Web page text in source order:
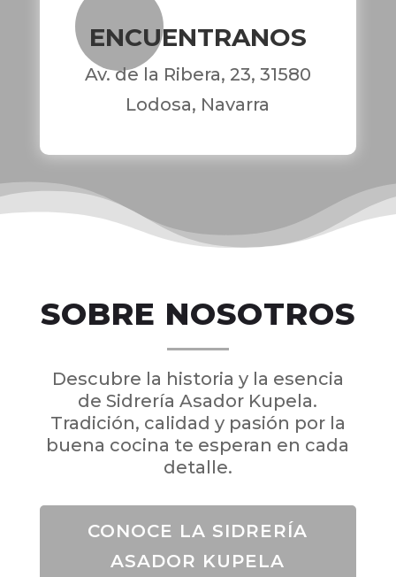
ENCUENTRANOS
Av. de la Ribera, 23, 31580
Lodosa, Navarra
SOBRE NOSOTROS
Descubre la historia y la esencia
de Sidrería Asador Kupela.
Tradición, calidad y pasión por la
buena cocina te esperan en cada
detalle.
CONOCE LA SIDRERÍA
ASADOR KUPELA